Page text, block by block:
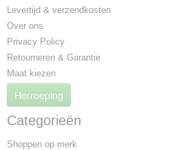
Levertijd & verzendkosten
Over ons
Privacy Policy
Retourneren & Garantie
Maat kiezen
Herroeping
Categorieën
Shoppen op merk